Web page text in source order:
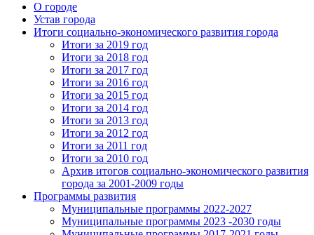
О городе
Устав города
Итоги социально-экономического развития города
Итоги за 2019 год
Итоги за 2018 год
Итоги за 2017 год
Итоги за 2016 год
Итоги за 2015 год
Итоги за 2014 год
Итоги за 2013 год
Итоги за 2012 год
Итоги за 2011 год
Итоги за 2010 год
Архив итогов социально-экономического развития
города за 2001-2009 годы
Программы развития
Муниципальные программы 2022-2027
Муниципальные программы 2023 -2030 годы